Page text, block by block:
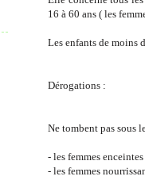
16 à 60 ans ( les
Les enfants de moins
Dérogations :
Ne tombent pas sous
- les femmes
- les femmes